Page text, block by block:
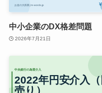
中小企業のDX格差問題
2026年7月21日